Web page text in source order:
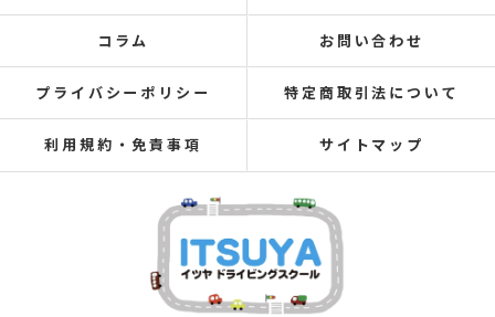
コラム お問い合わせ
プライバシーポリシー 特定商取引法について
利用規約・免責事項 サイトマップ